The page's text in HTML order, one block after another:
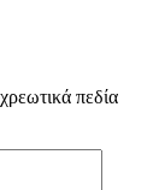
πεδία